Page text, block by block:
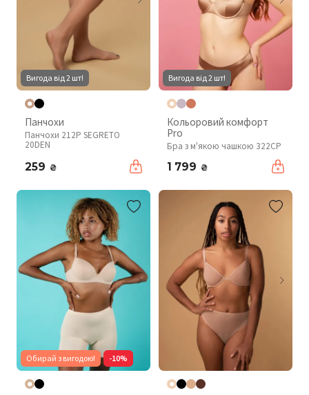
Вигода від 2 шт!
Панчохи
Панчохи 212P SEGRETO
20DEN
259 ₴
Вигода від 2 шт!
Кольоровий комфорт
Pro
Бра з м'якою чашкою 322CP
1 799 ₴
Обирай з вигодою! -10%